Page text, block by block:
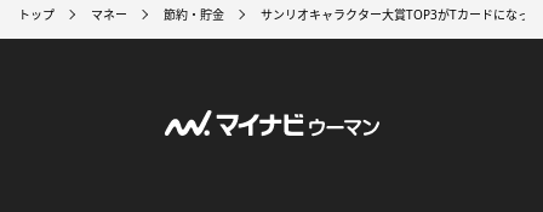
トップ マネー 節約・貯金 サンリオキャラクター大賞TOP3がTカードになっ